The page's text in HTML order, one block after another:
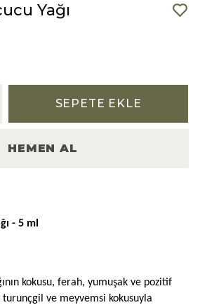
Yağı
SEPETE EKLE
HEMEN AL
- 5 ml
kokusu, ferah, yumuşak ve pozitif
turunçgil ve meyvemsi kokusuyla